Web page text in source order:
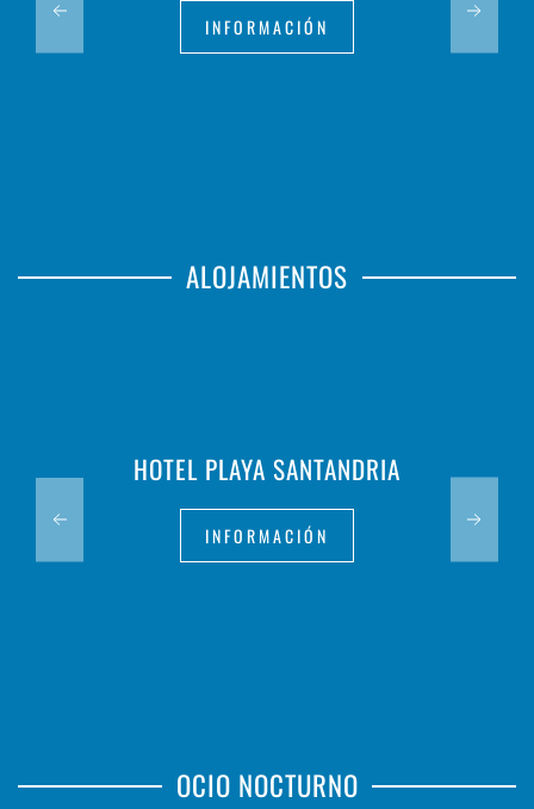
INFORMACIÓN
ALOJAMIENTOS
HOTEL PLAYA SANTANDRIA
INFORMACIÓN
OCIO NOCTURNO